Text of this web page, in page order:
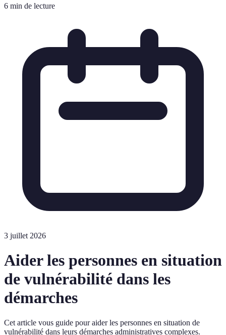
6 min de lecture
3 juillet 2026
Aider les personnes en situation
de vulnérabilité dans les
démarches
Cet article vous guide pour aider les personnes en situation de
vulnérabilité dans leurs démarches administratives complexes.